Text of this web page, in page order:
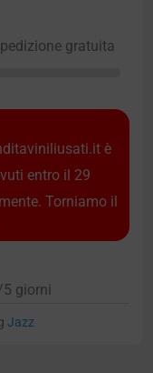
gratuita
è
entro il 29
Torniamo il
giorni
Jazz